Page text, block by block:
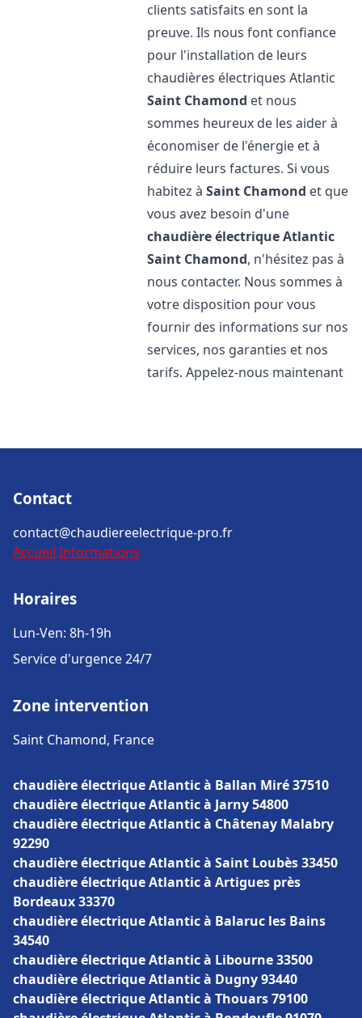
clients satisfaits en sont la
preuve. Ils nous font confiance
pour l'installation de leurs
chaudières électriques Atlantic
Saint Chamond et nous
sommes heureux de les aider à
économiser de l'énergie et à
réduire leurs factures. Si vous
habitez àSaint Chamond et que
vous avez besoin d'une
chaudière électrique Atlantic
Saint Chamond, n'hésitez pas à
nous contacter. Nous sommes à
votre disposition pour vous
fournir des informations sur nos
services, nos garanties et nos
tarifs. Appelez-nous maintenant
Contact
contact@chaudiereelectrique-pro.fr
Accueil Informations
Horaires
Lun-Ven: 8h-19h
Service d'urgence 24/7
Zone intervention
Saint Chamond, France
chaudière électrique Atlantic à Ballan Miré 37510
chaudière électrique Atlantic à Jarny 54800
chaudière électrique Atlantic à Châtenay Malabry
92290
chaudière électrique Atlantic à Saint Loubès 33450
chaudière électrique Atlantic à Artigues près
Bordeaux 33370
chaudière électrique Atlantic à Balaruc les Bains
34540
chaudière électrique Atlantic à Libourne 33500
chaudière électrique Atlantic à Dugny 93440
chaudière électrique Atlantic à Thouars 79100